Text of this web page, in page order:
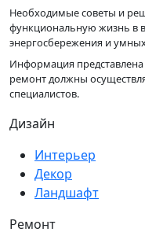
Необходимые советы и
функциональную жизнь в
энергосбережения и
Информация
ремонт должны
специалистов.
Дизайн
Интерьер
Декор
Ландшафт
Ремонт